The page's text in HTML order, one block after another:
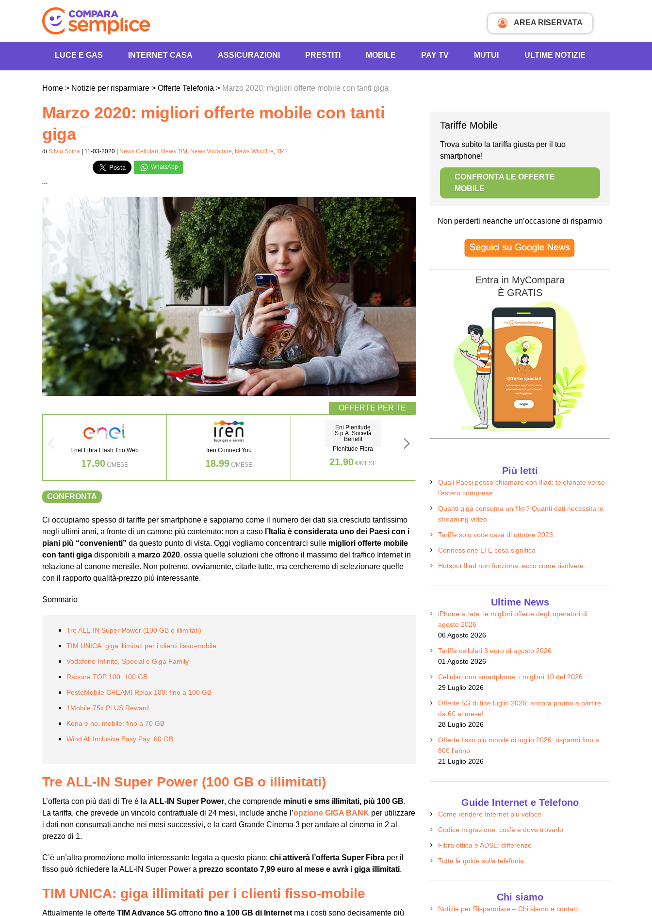
AREA RISERVATA
LUCE E GAS INTERNET CASA ASSICURAZIONI PRESTITI MOBILE PAY TV MUTUI ULTIME NOTIZIE
Home > Notizie per risparmiare > Offerte Telefonia > Marzo 2020: migliori offerte mobile con tanti giga
Marzo 2020: migliori offerte mobile con tanti
giga
di Silvio Spina | 11-03-2020 | News Cellulari, News TIM , News Vodafone, News WindTre, TRE
WhatsApp
...
Enel Fibra Flash Trio Web
17.90 €/MESE
Iren Connect You
18.99 €/MESE
Eni Plenitude
S.p.A. Società
Benefit
Plenitude Fibra
21.90 €/MESE
CONFRONTA
Ci occupiamo spesso di tariffe per smartphone e sappiamo come il numero dei dati sia cresciuto tantissimo
negli ultimi anni, a fronte di un canone più contenuto: non a caso l’Italia è considerata uno dei Paesi con i
piani più “convenienti” da questo punto di vista. Oggi vogliamo concentrarci sulle migliori offerte mobile
con tanti giga disponibili a marzo 2020, ossia quelle soluzioni che offrono il massimo del traffico Internet in
relazione al canone mensile. Non potremo, ovviamente, citarle tutte, ma cercheremo di selezionare quelle
con il rapporto qualità-prezzo più interessante.
Sommario
Tre ALL-IN Super Power (100 GB o illimitati)
TIM UNICA: giga illimitati per i clienti fisso-mobile
Vodafone Infinito, Special e Giga Family
Rabona TOP 100: 100 GB
PosteMobile CREAMI Relax 100: fino a 100 GB
1Mobile 75x PLUS Reward
Kena e ho. mobile: fino a 70 GB
Wind All Inclusive Easy Pay: 60 GB
Tre ALL-IN Super Power (100 GB o illimitati)
L’offerta con più dati di Tre è la ALL-IN Super Power, che comprende minuti e sms illimitati, più 100 GB.
La tariffa, che prevede un vincolo contrattuale di 24 mesi, include anche l’opzione GIGA BANK per utilizzare
i dati non consumati anche nei mesi successivi, e la card Grande Cinema 3 per andare al cinema in 2 al
prezzo di 1.
C’è un’altra promozione molto interessante legata a questo piano: chi attiverà l’offerta Super Fibra per il
fisso può richiedere la ALL-IN Super Power a prezzo scontato 7,99 euro al mese e avrà i giga illimitati.
TIM UNICA: giga illimitati per i clienti fisso-mobile
Attualmente le offerte TIM Advance 5G offrono fino a 100 GB di Internet ma i costi sono decisamente più
Tariffe Mobile
Trova subito la tariffa giusta per il tuo
smartphone!
CONFRONTA LE OFFERTE
MOBILE
Non perderti neanche un’occasione di risparmio
Entra in MyCompara
È GRATIS
Più letti
Quali Paesi posso chiamare con Iliad: telefonate verso
l’estero comprese
Quanti giga consuma un film? Quanti dati necessita lo
streaming video
Tariffe solo voce casa di ottobre 2023
Connessione LTE cosa significa
Hotspot Iliad non funziona: ecco come risolvere
Ultime News
iPhone a rate: le migliori offerte degli operatori di
agosto 2026
06 Agosto 2026
Tariffe cellulari 3 euro di agosto 2026
01 Agosto 2026
Cellulari non smartphone: i migliori 10 del 2026
29 Luglio 2026
Offerte 5G di fine luglio 2026: ancora promo a partire
da 6€ al mese!
28 Luglio 2026
Offerte fisso più mobile di luglio 2026: risparmi fino a
80€ l’anno
21 Luglio 2026
Guide Internet e Telefono
Come rendere Internet più veloce
Codice migrazione: cos'è e dove trovarlo
Fibra ottica e ADSL: differenze
Tutte le guide sulla telefonia
Chi siamo
Notizie per Risparmiare – Chi siamo e contatti